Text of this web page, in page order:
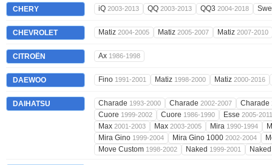
CHERY iQ 2003-2013 QQ 2003-2013 QQ3 2004-2018
CHEVROLET Matiz 2004-2005 Matiz 2005-2007 Matiz 2007-2010
CITROËN Ax 1986-1998
DAEWOO Fino 1991-2001 Matiz 1998-2000 Matiz 2000-2016
DAIHATSU Charade 1993-2000 Charade 2002-2007 Charade
Cuore 1999-2002 Cuore 1986-1990 Esse 2005-2011
Max 2001-2003 Max 2003-2005 Mira 1990-1994
Mira Gino 1999-2004 Mira Gino 1000 2002-2004
Move Custom 1998-2002 Naked 1999-2001